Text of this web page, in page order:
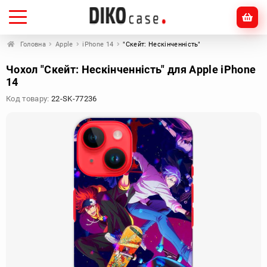
Головна Apple iPhone 14 "Скейт: Нескінченність"
Чохол "Скейт: Нескінченність" для Apple iPhone
14
Код товару: 22-SK-77236